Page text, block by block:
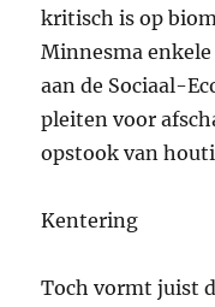
kritisch is op
Minnesma
aan de Sociaal-
pleiten voor
opstook van
Kentering
Toch vormt juist